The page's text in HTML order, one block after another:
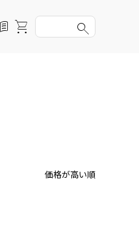
価格が高い順